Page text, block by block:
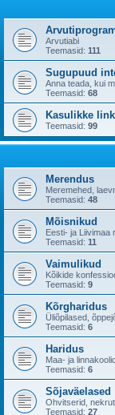
Arvutiabi
Teemasid: 111
Sugupuud
Anna teada, kui
Teemasid: 68
Kasulikke
Teemasid: 99
Merendus
Meremehed,
Teemasid: 48
Mõisnikud
Eesti- ja Liivimaa
Teemasid: 11
Vaimulikud
Kõikide
Teemasid: 9
Kõrgharidus
Üliõpilased,
Teemasid: 6
Haridus
Maa- ja
Teemasid: 6
Sõjaväelased
Ohvitserid,
Teemasid: 27